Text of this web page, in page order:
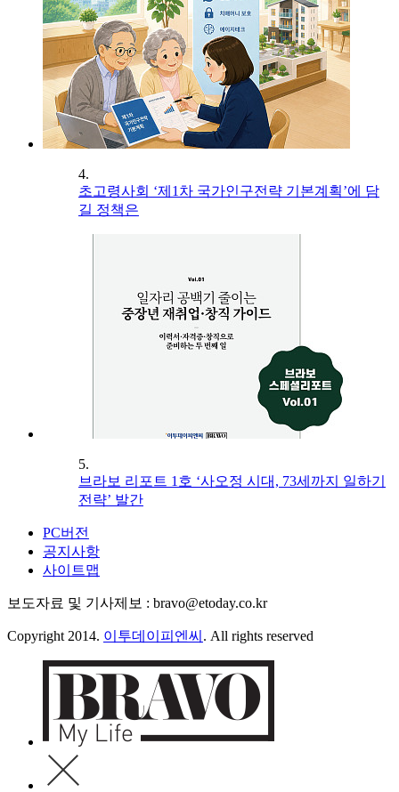
4.
초고령사회 ‘제1차 국가인구전략 기본계획’에 담
길 정책은
5.
브라보 리포트 1호 ‘사오정 시대, 73세까지 일하기
전략’ 발간
PC버전
공지사항
사이트맵
보도자료 및 기사제보 : bravo@etoday.co.kr
Copyright 2014. 이투데이피엔씨 . All rights reserved